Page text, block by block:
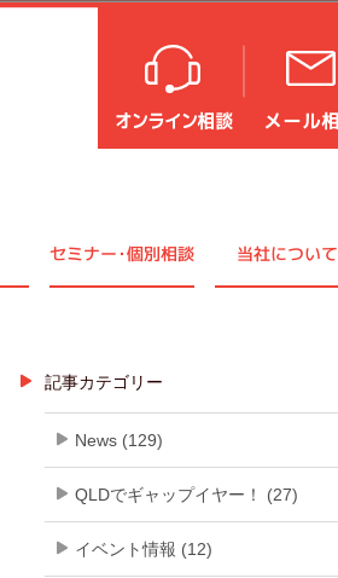
セミナー・個別相談 当社について
記事カテゴリー
News (129)
QLDでギャップイヤー！ (27)
イベント情報 (12)